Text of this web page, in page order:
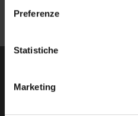
Preferenze
Statistiche
Marketing